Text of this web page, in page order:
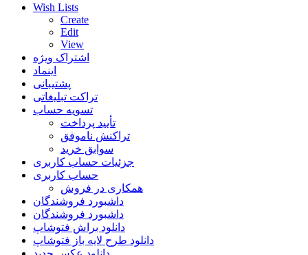
Wish Lists
Create
Edit
View
اشتراک ویژه
اینماد
پشتیبانی
تراکت تبلیغاتی
تسویه حساب
تأیید پرداخت
تراکنش ناموفق
سوابق خرید
جزئیات حساب کاربری
حساب کاربری
همکاری در فروش
داشبورد فروشندگان
داشبورد فروشندگان
دانلود براش فتوشاپ
دانلود طرح لایه باز فتوشاپ